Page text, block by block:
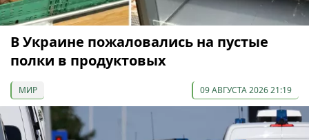
В Украине пожаловались на пустые
полки в продуктовых
МИР 09 АВГУСТА 2026 21:19